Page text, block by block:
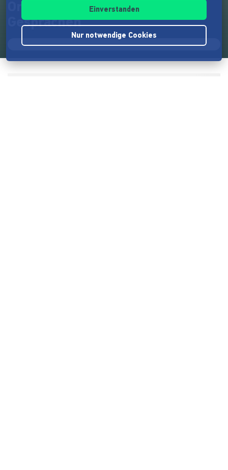
Oma Heidi – Kochbiografie in
Gesprächen
Einverstanden
Nur notwendige Cookies